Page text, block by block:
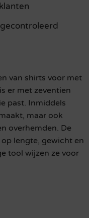
van shirts voor met
er met zeventien
past. Inmiddels
maar ook
overhemden. De
lengte, gewicht en
tool wijzen ze voor